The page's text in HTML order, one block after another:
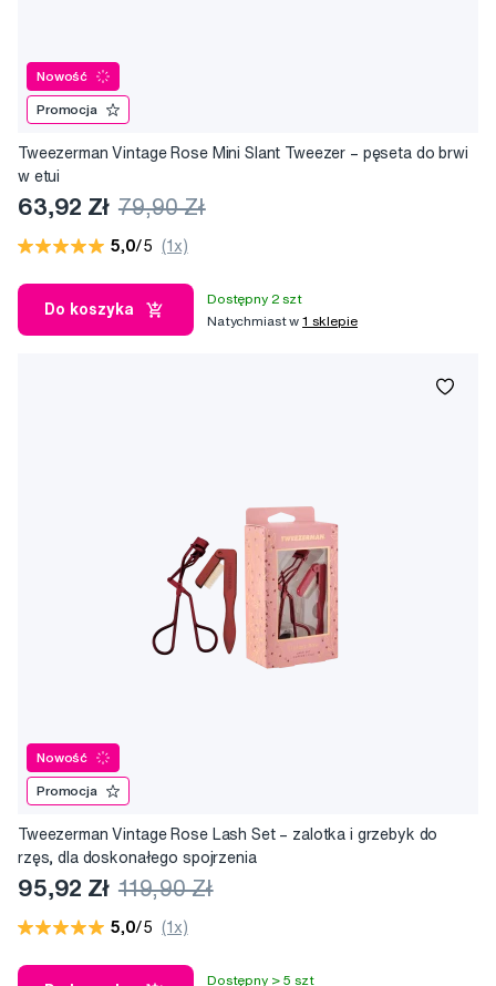
Nowość
Promocja
Tweezerman Vintage Rose Mini Slant Tweezer – pęseta do brwi
w etui
63,92 Zł 79,90 Zł
5,0/5 (1x)
Do koszyka
Dostępny 2 szt
Natychmiast w1 sklepie
Nowość
Promocja
Tweezerman Vintage Rose Lash Set – zalotka i grzebyk do
rzęs, dla doskonałego spojrzenia
95,92 Zł 119,90 Zł
5,0/5 (1x)
Dostępny > 5 szt